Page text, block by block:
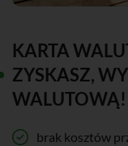
KARTA
ZYSKASZ,
WALUTOWĄ!
brak kosztów